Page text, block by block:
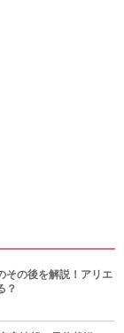
その後を解説！アリエ
？